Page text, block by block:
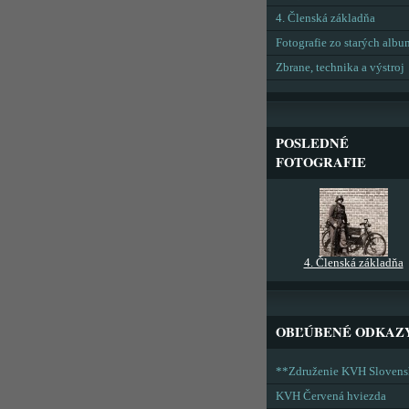
4. Členská základňa
Fotografie zo starých
Zbrane, technika a výstroj
POSLEDNÉ
FOTOGRAFIE
4. Členská základňa
OBĽÚBENÉ
**Združenie KVH
KVH Červená hviezda